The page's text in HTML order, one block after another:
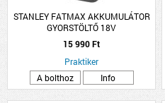
STANLEY FATMAX AKKUMULÁTOR
GYORSTÖLTŐ 18V
15 990 Ft
Praktiker
A bolthoz
Info